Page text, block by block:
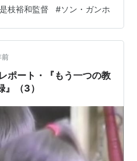
赤ん坊を置いてゆく。その
サンヒョンとドンス。翌
てくるが、赤ん坊は消えて
ョンとドンスは養子縁組を
す旅に出る。 一方、人身売
を続けていた二人…
是枝裕和監督 #ソン・ガンホ
前
ポート・『もう一つの教
（3）